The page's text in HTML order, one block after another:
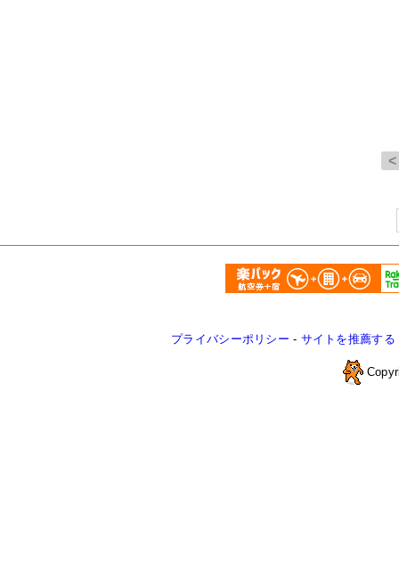
プライバシーポリシー - サイトを推薦する